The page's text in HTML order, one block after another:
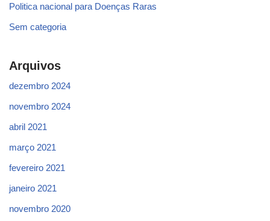
Politica nacional para Doenças Raras
Sem categoria
Arquivos
dezembro 2024
novembro 2024
abril 2021
março 2021
fevereiro 2021
janeiro 2021
novembro 2020